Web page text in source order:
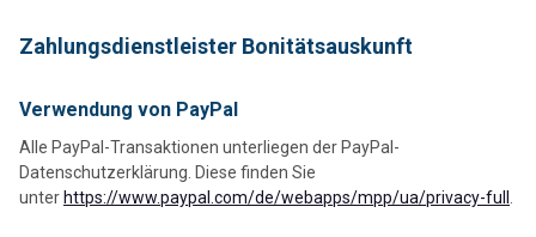
Zahlungsdienstleister Bonitätsauskunft
Verwendung von PayPal
Alle PayPal-Transaktionen unterliegen der PayPal-
Datenschutzerklärung. Diese finden Sie
unterhttps://www.paypal.com/de/webapps/mpp/ua/privacy-full